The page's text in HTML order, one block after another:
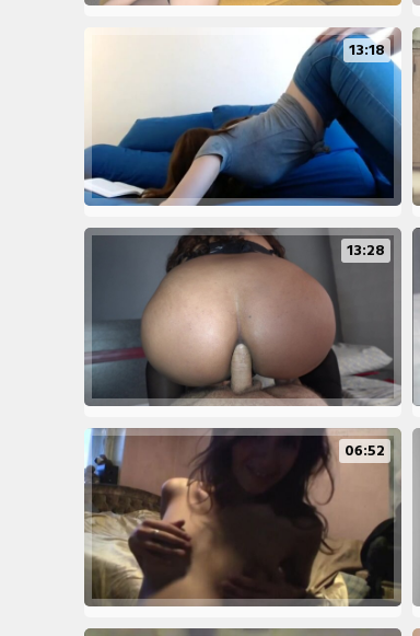
13:18
13:28
06:52